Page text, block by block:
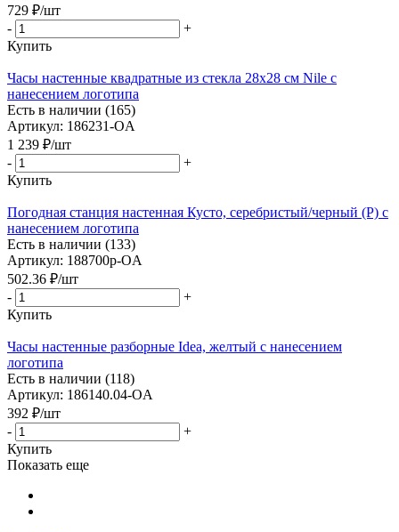
729 ₽/шт
-
+
Купить
Часы настенные квадратные из стекла 28х28 см Nile с
нанесением логотипа
Есть в наличии (165)
Артикул: 186231-OA
1 239 ₽/шт
-
+
Купить
Погодная станция настенная Кусто, серебристый/черный (Р) с
нанесением логотипа
Есть в наличии (133)
Артикул: 188700p-OA
502.36 ₽/шт
-
+
Купить
Часы настенные разборные Idea, желтый с нанесением
логотипа
Есть в наличии (118)
Артикул: 186140.04-OA
392 ₽/шт
-
+
Купить
Показать еще